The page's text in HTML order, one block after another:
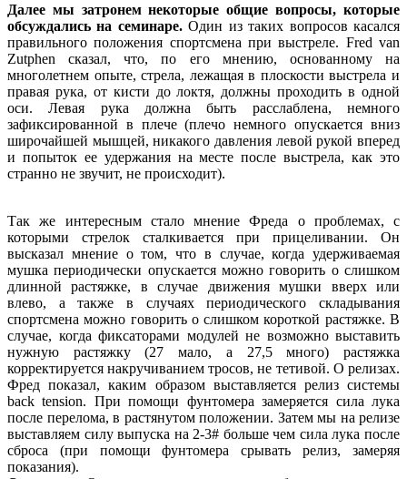
Далее мы затронем некоторые общие вопросы, которые
обсуждались на семинаре.Один из таких вопросов касался
правильного положения спортсмена при выстреле. Fred van
Zutphen сказал, что, по его мнению, основанному на
многолетнем опыте, стрела, лежащая в плоскости выстрела и
правая рука, от кисти до локтя, должны проходить в одной
оси. Левая рука должна быть расслаблена, немного
зафиксированной в плече (плечо немного опускается вниз
широчайшей мышцей, никакого давления левой рукой вперед
и попыток ее удержания на месте после выстрела, как это
странно не звучит, не происходит).
Так же интересным стало мнение Фреда о проблемах, с
которыми стрелок сталкивается при прицеливании. Он
высказал мнение о том, что в случае, когда удерживаемая
мушка периодически опускается можно говорить о слишком
длинной растяжке, в случае движения мушки вверх или
влево, а также в случаях периодического складывания
спортсмена можно говорить о слишком короткой растяжке. В
случае, когда фиксаторами модулей не возможно выставить
нужную растяжку (27 мало, а 27,5 много) растяжка
корректируется накручиванием тросов, не тетивой. О релизах.
Фред показал, каким образом выставляется релиз системы
back tension. При помощи фунтомера замеряется сила лука
после перелома, в растянутом положении. Затем мы на релизе
выставляем силу выпуска на 2-3# больше чем сила лука после
сброса (при помощи фунтомера срывать релиз, замеряя
показания).